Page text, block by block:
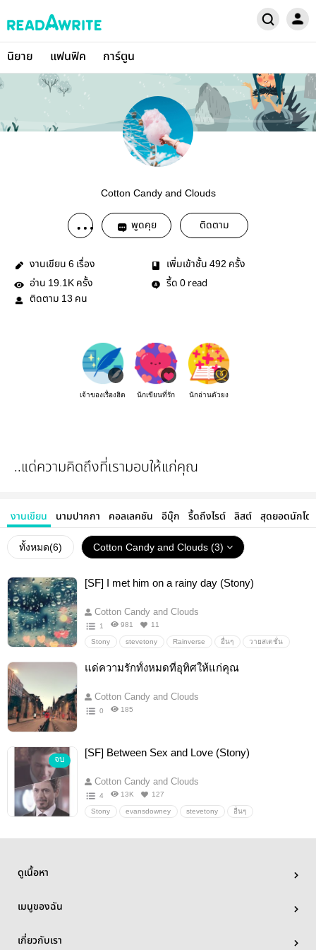
นิยาย แฟนฟิค การ์ตูน
Cotton Candy and Clouds
พูดคุย ติดตาม
งานเขียน 6 เรื่อง เพิ่มเข้าชั้น 492 ครั้ง
อ่าน 19.1K ครั้ง รี้ด 0 read
ติดตาม 13 คน
เจ้าของเรื่องฮิต นักเขียนที่รัก นักอ่านตัวยง
..แด่ความคิดถึงที่เรามอบให้แก่คุณ
งานเขียน นามปากกา คอลเลคชัน อีบุ๊ก รี้ดถึงไรต์ ลิสต์ สุดยอดนักโด
ทั้งหมด(6) Cotton Candy and Clouds (3)
[SF] I met him on a rainy day (Stony)
Cotton Candy and Clouds
1 981 11
Stony stevetony Rainverse อื่นๆ วายสเตชั่น
แด่ความรักทั้งหมดที่อุทิศให้แก่คุณ
Cotton Candy and Clouds
0 185
จบ
[SF] Between Sex and Love (Stony)
Cotton Candy and Clouds
4 13K 127
Stony evansdowney stevetony อื่นๆ
ดูเนื้อหา
เมนูของฉัน
เกี่ยวกับเรา